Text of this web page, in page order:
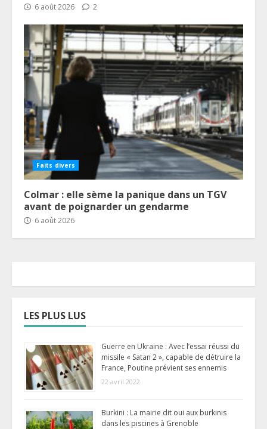
6 août 2026 2
Faits divers
Colmar : elle sème la panique dans un TGV
avant de poignarder un gendarme
6 août 2026
LES PLUS LUS
Guerre en Ukraine : Avec l’essai réussi du
missile « Satan 2 », capable de détruire la
France, Poutine prévient ses ennemis
22 avril 2022
Burkini : La mairie dit oui aux burkinis
dans les piscines à Grenoble